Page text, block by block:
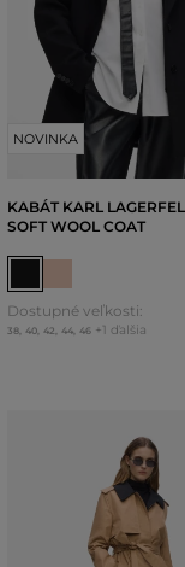
NOVINKA
KABÁT KARL
SOFT WOOL COAT
Dostupné veľkosti:
38, 40, 42 44, 46 +1 ďalšia